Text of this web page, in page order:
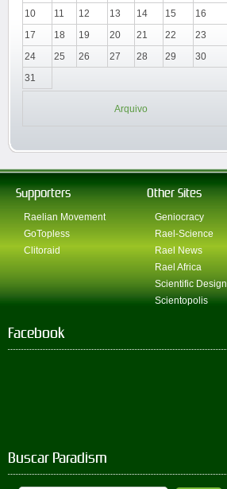
10
11 12 13 14 15
16
17
18 19 20 21 22
23
24
25 26 27 28 29
30
31
Arquivo
Supporters
Raelian Movement
GoTopless
Clitoraid
Other Sites
Geniocracy
Rael-Science
Rael News
Rael Africa
Scientific Design
Scientopolis
Facebook
Buscar Paradism